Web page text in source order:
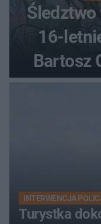
16-
Bartosz
INTERWENCJA
Turystka